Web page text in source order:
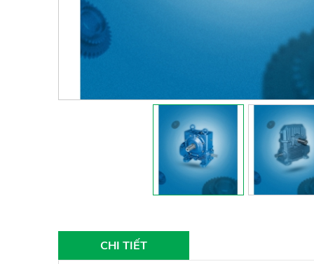
CHI TIẾT